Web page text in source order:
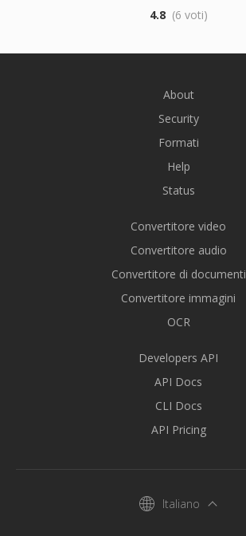
4.8 (6 voti)
About
Security
Formati
Help
Status
Convertitore video
Convertitore audio
Convertitore di documenti
Convertitore immagini
OCR
Developers API
API Docs
CLI Docs
API Pricing
Italiano